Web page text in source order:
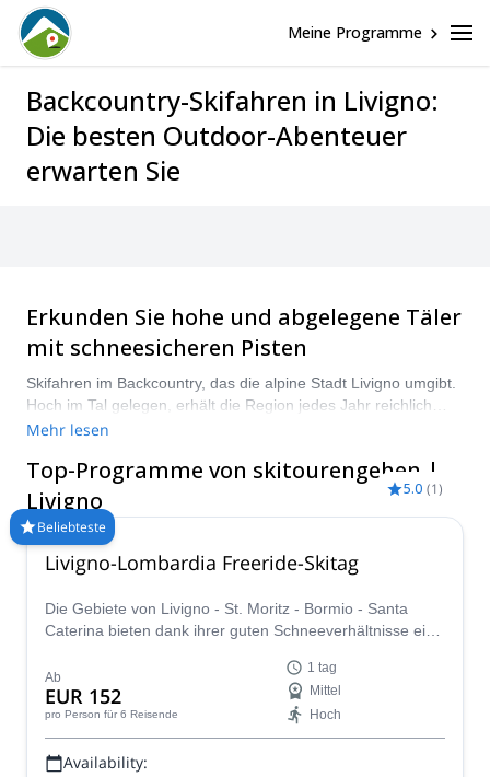
Meine Programme
Backcountry-Skifahren in Livigno:
Die besten Outdoor-Abenteuer
erwarten Sie
Erkunden Sie hohe und abgelegene Täler
mit schneesicheren Pisten
Skifahren im Backcountry, das die alpine Stadt Livigno umgibt.
Hoch im Tal gelegen, erhält die Region jedes Jahr reichlich
Schneefall, der länger anhält als in durchschnittlichen
Flächen weißen Pulverschnees in ruhiger Umgebung.
Besuchen Sie die Region in den Wintermonaten zwischen
Januar und April für ideale Backcountry-Skibedingungen.
Mehr lesen
Top-Programme von skitourengehen |
Livigno
Beliebteste
5.0 (1)
Livigno-Lombardia Freeride-Skitag
Die Gebiete von Livigno - St. Moritz - Bormio - Santa
Caterina bieten dank ihrer guten Schneeverhältnisse eine
Freeride-Skitag in Begleitung eines zertifizierten Guides!
Ab
EUR 152
pro Person für 6 Reisende
1 tag
Mittel
Hoch
Availability: